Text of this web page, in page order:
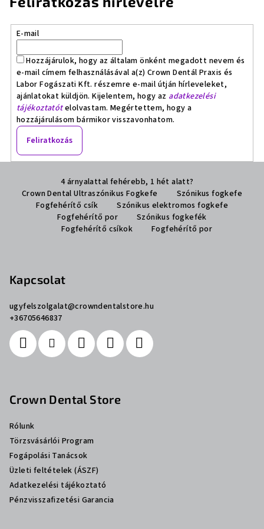
E-mail
Hozzájárulok, hogy az általam önként megadott nevem és
e-mail címem felhasználásával a(z) Crown Dentál Praxis és
Labor Fogászati Kft. részemre e-mail útján hírleveleket,
ajánlatokat küldjön. Kijelentem, hogy az adatkezelési
tájékoztatótelolvastam. Megértettem, hogy a
hozzájárulásom bármikor visszavonhatom.
Feliratkozás
4 árnyalattal fehérebb, 1 hét alatt?
Crown Dental Ultraszónikus Fogkefe
Szónikus fogkefe
Fogfehérítő csík
Szónikus elektromos fogkefe
Fogfehérítő por
Szónikus fogkefék
Fogfehérítő csíkok
Fogfehérítő por
Kapcsolat
ugyfelszolgalat@crowndentalstore.hu
+36705646837
Crown Dental Store
Rólunk
Törzsvásárlói Program
Fogápolási Tanácsok
Üzleti feltételek (ÁSZF)
Adatkezelési tájékoztató
Pénzvisszafizetési Garancia